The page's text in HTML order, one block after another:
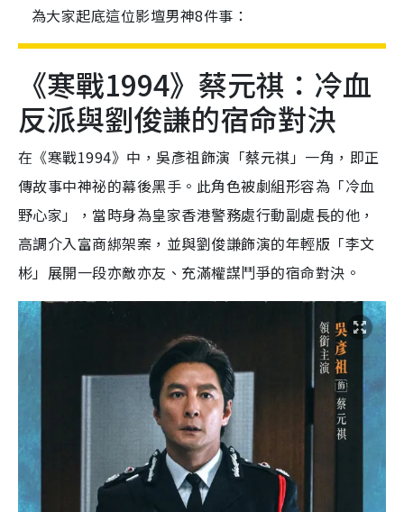
為大家起底這位影壇男神8件事：
《寒戰1994》蔡元祺：冷血
反派與劉俊謙的宿命對決
在《寒戰1994》中，吳彥祖飾演「蔡元祺」一角，即正
傳故事中神祕的幕後黑手。此角色被劇組形容為「冷血
野心家」，當時身為皇家香港警務處行動副處長的他，
高調介入富商綁架案，並與劉俊謙飾演的年輕版「李文
彬」展開一段亦敵亦友、充滿權謀鬥爭的宿命對決。